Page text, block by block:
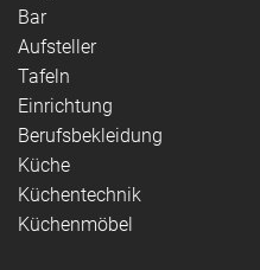
Bar
Aufsteller
Tafeln
Einrichtung
Berufsbekleidung
Küche
Küchentechnik
Küchenmöbel